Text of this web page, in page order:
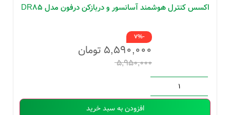
اکسس کنترل هوشمند آسانسور و دربازکن درفون مدل DR85
۵,۹۵۰,۰۰۰
۵,۵۹۰,۰۰۰ تومان
-7%
افزودن به سبد خرید